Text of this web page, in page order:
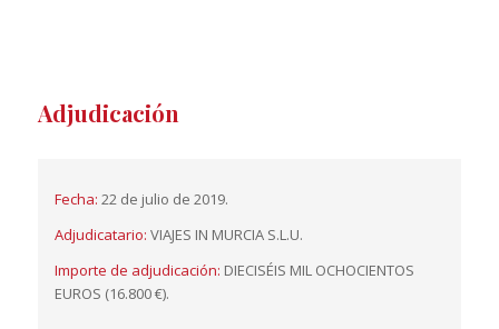
Adjudicación
Fecha: 22 de julio de 2019.
Adjudicatario: VIAJES IN MURCIA S.L.U.
Importe de adjudicación: DIECISÉIS MIL OCHOCIENTOS
EUROS (16.800 €).